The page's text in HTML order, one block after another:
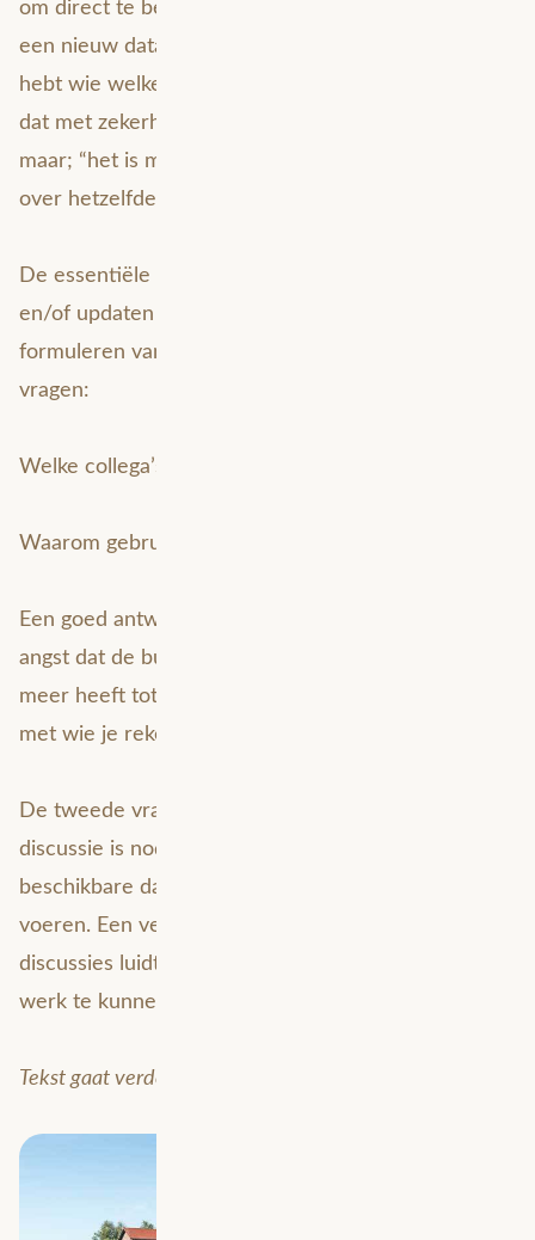
om direct te beginnen aan het implementeren van
een nieuw datamodel. Maar als je niet 100% helder
hebt wie welke data gebruikt en hoe, dan vertraagt
dat met zekerheid je implementatie. Ik zeg altijd
maar; “het is makkelijker te communiceren als je
over hetzelfde praat.”
De essentiële eerste stap bij het implementeren
en/of updaten van je DAMO-standaarden is het
formuleren van een goed antwoord op de volgende
vragen:
Welke collega’s gebruiken welke data?
Waarom gebruiken ze deze data?
Een goed antwoord op de eerste vraag neemt de
angst dat de business na een wijziging geen toegang
meer heeft tot essentiële data weg. Want: je weet
met wie je rekening moet houden.
De tweede vraag levert veel discussie op. Die
discussie is nodig om vast te stellen wat de rol is van
beschikbare data om primaire werkprocessen uit te
voeren. Een vervolgvraag in veel van deze
discussies luidt dan ook: wat heb je echt nodig om je
werk te kunnen doen?
Tekst gaat verder onder de afbeelding.